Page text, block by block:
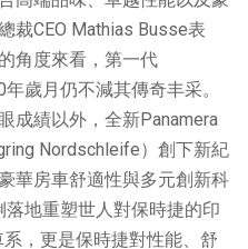
裁CEO Mathias Busse表
角度來看，第一代
歲月仍不減其傳奇丰采。
成績以外，全新Panamera
Nordschleife）創下新紀
華房車舒適性與多元創新科
地重塑世人對保時捷的印
，更是保時捷對性能、舒